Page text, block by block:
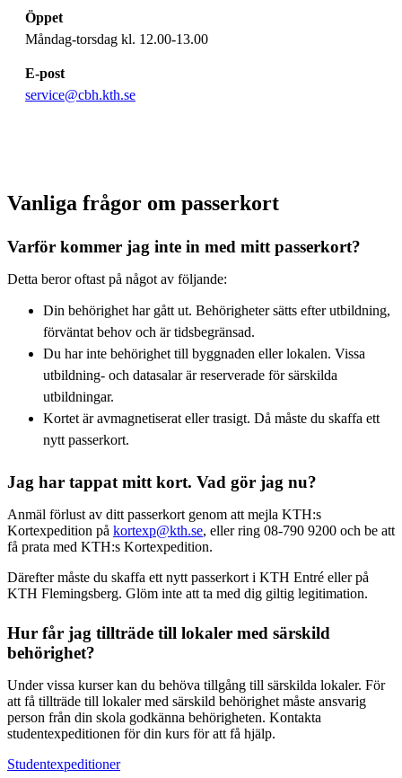
Öppet
Måndag-torsdag kl. 12.00-13.00
E-post
service@cbh.kth.se
Vanliga frågor om passerkort
Varför kommer jag inte in med mitt passerkort?
Detta beror oftast på något av följande:
Din behörighet har gått ut. Behörigheter sätts efter utbildning,
förväntat behov och är tidsbegränsad.
Du har inte behörighet till byggnaden eller lokalen. Vissa
utbildning- och datasalar är reserverade för särskilda
utbildningar.
Kortet är avmagnetiserat eller trasigt. Då måste du skaffa ett
nytt passerkort.
Jag har tappat mitt kort. Vad gör jag nu?
Anmäl förlust av ditt passerkort genom att mejla KTH:s
Kortexpedition på kortexp@kth.se, eller ring 08-790 9200 och be att
få prata med KTH:s Kortexpedition.
Därefter måste du skaffa ett nytt passerkort i KTH Entré eller på
KTH Flemingsberg. Glöm inte att ta med dig giltig legitimation.
Hur får jag tillträde till lokaler med särskild
behörighet?
Under vissa kurser kan du behöva tillgång till särskilda lokaler. För
att få tillträde till lokaler med särskild behörighet måste ansvarig
person från din skola godkänna behörigheten. Kontakta
studentexpeditionen för din kurs för att få hjälp.
Studentexpeditioner